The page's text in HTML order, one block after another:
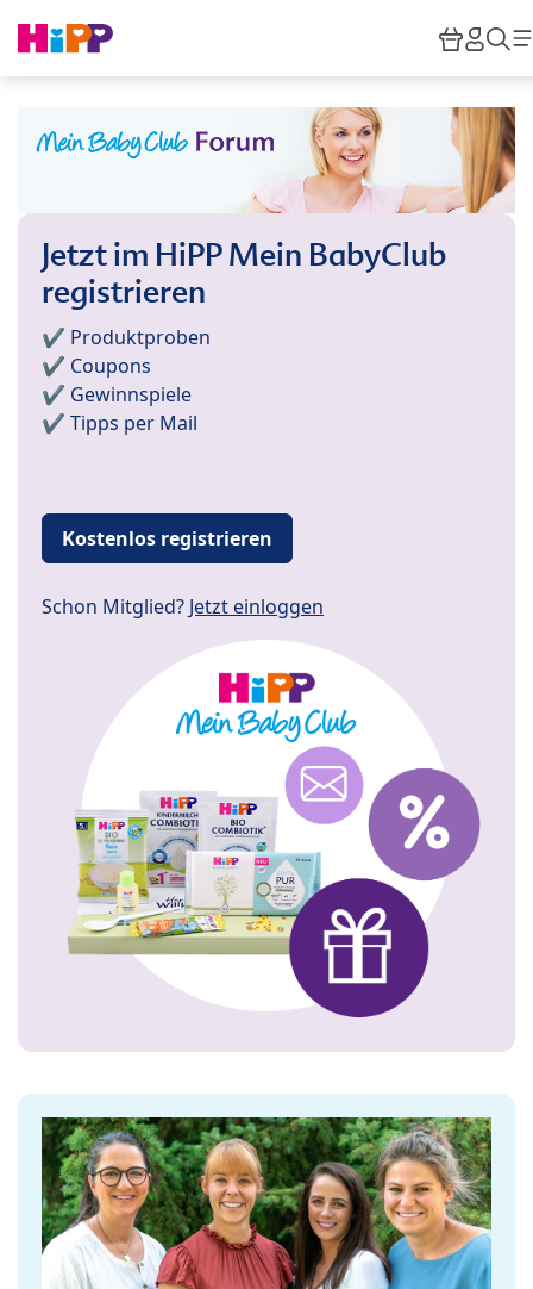
Jetzt im HiPP Mein BabyClub
registrieren
✔️ Produktproben
✔️ Coupons
✔️ Gewinnspiele
✔️ Tipps per Mail
Kostenlos registrieren
Schon Mitglied? Jetzt einloggen